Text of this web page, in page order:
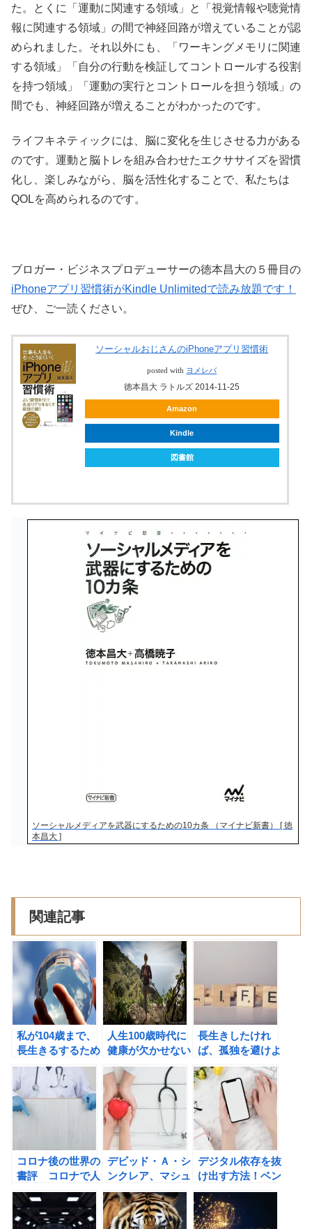
た。とくに「運動に関連する領域」と「視覚情報や聴覚情
報に関連する領域」の間で神経回路が増えていることが認
められました。それ以外にも、「ワーキングメモリに関連
する領域」「自分の行動を検証してコントロールする役割
を持つ領域」「運動の実行とコントロールを担う領域」の
間でも、神経回路が増えることがわかったのです。
ライフキネティックには、脳に変化を生じさせる力がある
のです。運動と脳トレを組み合わせたエクササイズを習慣
化し、楽しみながら、脳を活性化することで、私たちは
QOLを高められるのです。
ブロガー・ビジネスプロデューサーの徳本昌大の５冊目の
iPhoneアプリ習慣術がKindle Unlimitedで読み放題です！
ぜひ、ご一読ください。
ソーシャルおじさんのiPhoneアプリ習慣術
posted with ヨメレバ
徳本昌大 ラトルズ 2014-11-25
Amazon
Kindle
図書館
ソーシャルメディアを武器にするための10カ条 （マイナビ新書） [ 徳
本昌大 ]
関連記事
私が104歳まで、
長生きるするため
にすべきこと
人生100歳時代に
健康が欠かせない
理由
長生きしたけれ
ば、孤独を避けよ
う！
コロナ後の世界の
書評 コロナで人
生100年時代はど
うなる？
デビッド・Ａ・シ
ンクレア、マシュ
ー・Ｄ・ラプラン
トのＬＩＦＥ Ｓ
ＰＡＮ（ライフス
デジタル依存を抜
け出す方法！ベン
ジャミン・ハーデ
ィのFULL
POWER 科学が